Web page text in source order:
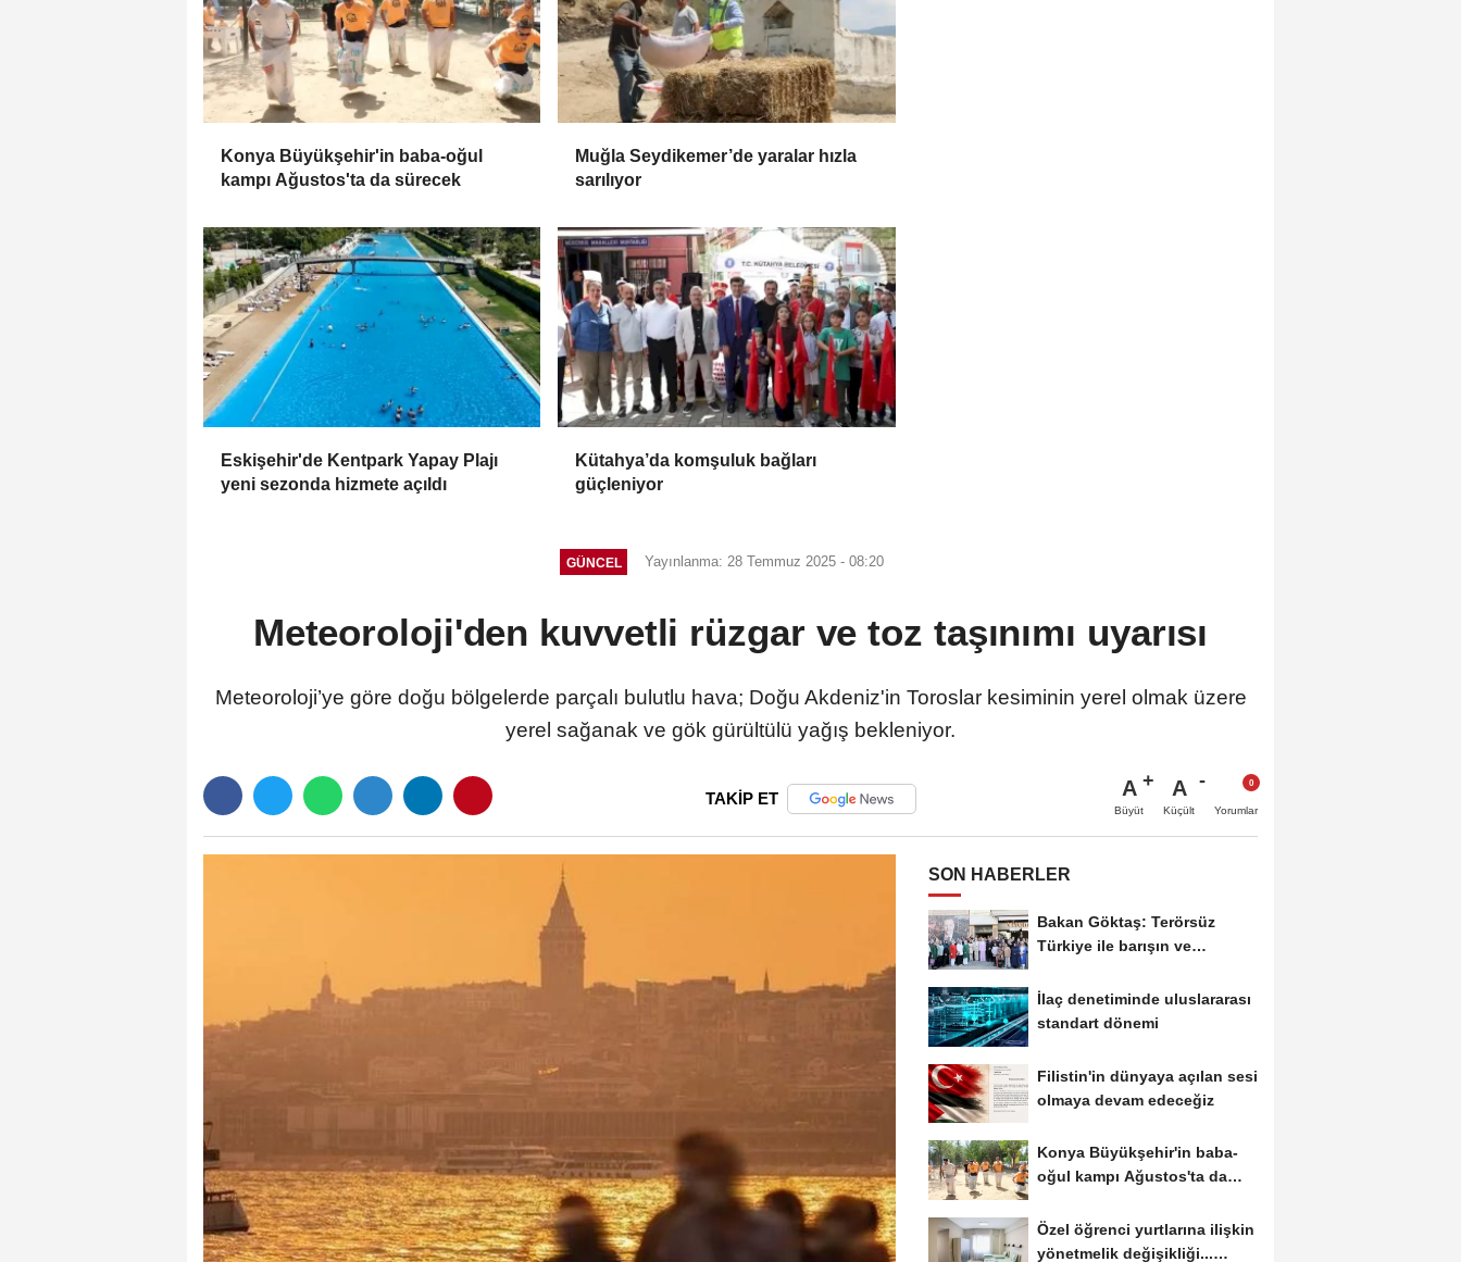
Konya Büyükşehir'in baba-oğul
kampı Ağustos'ta da sürecek
Muğla Seydikemer’de yaralar hızla
sarılıyor
Eskişehir'de Kentpark Yapay Plajı
yeni sezonda hizmete açıldı
Kütahya’da komşuluk bağları
güçleniyor
GÜNCEL Yayınlanma: 28 Temmuz 2025 - 08:20
Meteoroloji'den kuvvetli rüzgar ve toz taşınımı uyarısı
Meteoroloji’ye göre doğu bölgelerde parçalı bulutlu hava; Doğu Akdeniz'in Toroslar kesiminin yerel olmak üzere
yerel sağanak ve gök gürültülü yağış bekleniyor.
TAKİP ET A
Büyüt
A
Küçült Yorumlar
SON HABERLER
Bakan Göktaş: Terörsüz
Türkiye ile barışın ve
İlaç denetiminde uluslararası
standart dönemi
Filistin'in dünyaya açılan sesi
olmaya devam edeceğiz
Konya Büyükşehir'in baba-
oğul kampı Ağustos'ta da
Özel öğrenci yurtlarına ilişkin
yönetmelik değişikliği...